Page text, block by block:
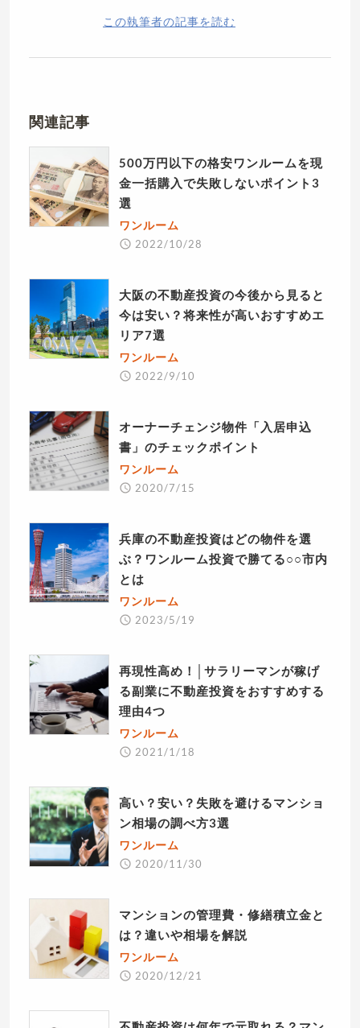
この執筆者の記事を読む
関連記事
500万円以下の格安ワンルームを現
金一括購入で失敗しないポイント3
選
ワンルーム
2022/10/28
大阪の不動産投資の今後から見ると
今は安い？将来性が高いおすすめエ
リア7選
ワンルーム
2022/9/10
オーナーチェンジ物件「入居申込
書」のチェックポイント
ワンルーム
2020/7/15
兵庫の不動産投資はどの物件を選
ぶ？ワンルーム投資で勝てる○○市内
とは
ワンルーム
2023/5/19
再現性高め！│サラリーマンが稼げ
る副業に不動産投資をおすすめする
理由4つ
ワンルーム
2021/1/18
高い？安い？失敗を避けるマンショ
ン相場の調べ方3選
ワンルーム
2020/11/30
マンションの管理費・修繕積立金と
は？違いや相場を解説
ワンルーム
2020/12/21